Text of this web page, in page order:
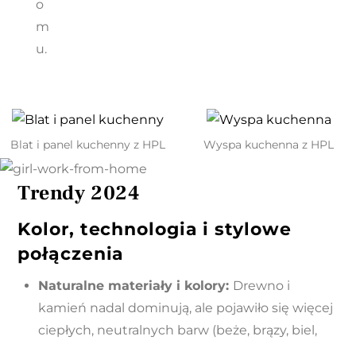
o
m
u.
Blat i panel kuchenny z HPL Wyspa kuchenna z HPL
Trendy 2024
Kolor, technologia i stylowe
połączenia
Naturalne materiały i kolory: Drewno i
kamień nadal dominują, ale pojawiło się więcej
ciepłych, neutralnych barw (beże, brązy, biel,